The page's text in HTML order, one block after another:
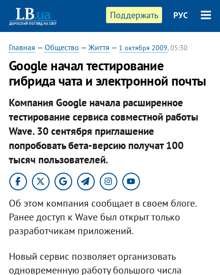
Поддержать РУС
Главная — Общество — Життя — 1 октября 2009, 05:30
Google начал тестирование
гибрида чата и электронной почты
Компания Google начала расширенное
тестирование сервиса совместной работы
Wave. 30 сентября приглашение
попробовать бета-версию получат 100
тысяч пользователей.
Об этом компания сообщает в своем блоге.
Ранее доступ к Wave был открыт только
разработчикам приложений.
Новый сервис позволяет организовать
одновременную работу большого числа